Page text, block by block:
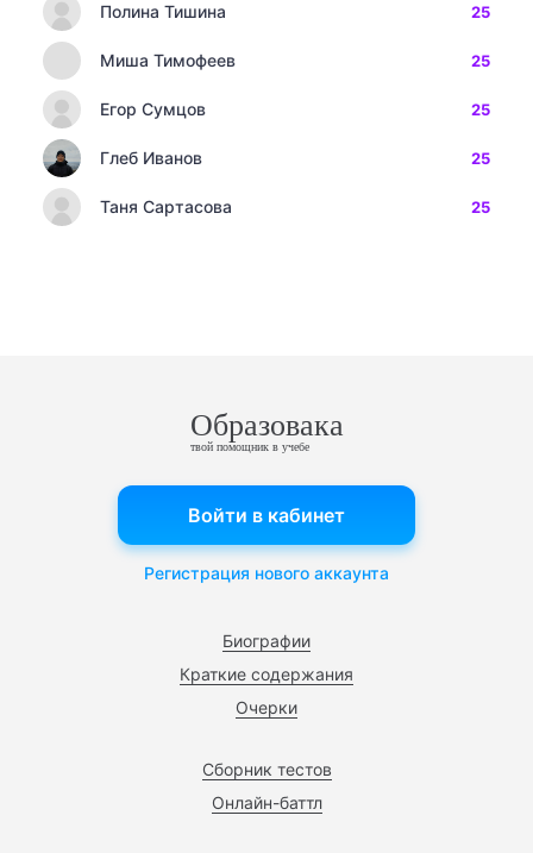
Полина Тишина 25
Миша Тимофеев 25
Егор Сумцов 25
Глеб Иванов 25
Таня Сартасова 25
Образовака
твой помощник в учебе
Биографии
Краткие содержания
Очерки
Сборник тестов
Онлайн-баттл
Войти в кабинет
Регистрация нового аккаунта